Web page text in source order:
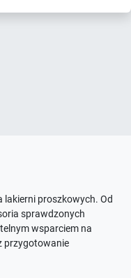
lakierni proszkowych. Od
sprawdzonych
wsparciem na
przygotowanie